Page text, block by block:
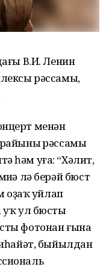
В.И. Ленин
рәссамы,
менән
рәссамы
һәм уға: “Хәлит,
лә берәй бюст
оҙаҡ уйлап
уҡ ул бюсты
фотонан ғына
быйылдан